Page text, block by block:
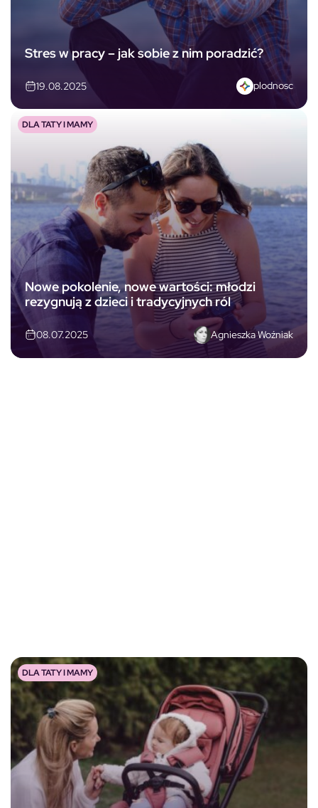
Stres w pracy – jak sobie z nim poradzić?
19.08.2025 plodnosc
Nowe pokolenie, nowe wartości: młodzi
rezygnują z dzieci i tradycyjnych ról
08.07.2025 Agnieszka Woźniak
DLA TATY I MAMY
DLA TATY I MAMY